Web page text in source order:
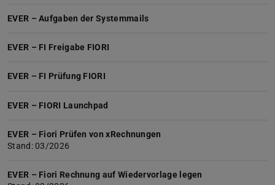
EVER – Aufgaben der Systemmails
EVER – FI Freigabe FIORI
EVER – FI Prüfung FIORI
EVER – FIORI Launchpad
EVER – Fiori Prüfen von xRechnungen
Stand: 03/2026
EVER – Fiori Rechnung auf Wiedervorlage legen